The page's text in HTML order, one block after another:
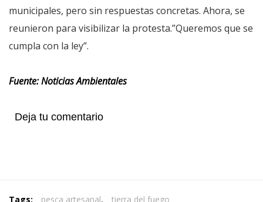
municipales, pero sin respuestas concretas. Ahora, se
reunieron para visibilizar la protesta.”Queremos que se
cumpla con la ley”.
Fuente: Noticias Ambientales
Deja tu comentario
Tags: pesca artesanal, tierra del fuego